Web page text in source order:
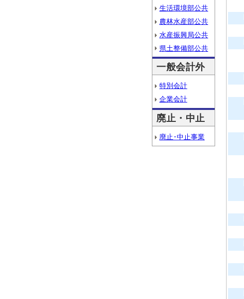
生活環境部公共
農林水産部公共
水産振興局公共
県土整備部公共
一般会計外
特別会計
企業会計
廃止・中止
廃止･中止事業